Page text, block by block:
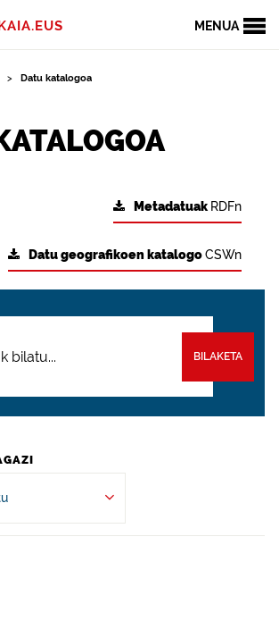
MENUA
Datu katalogoa
Metadatuak RDFn
Datu geografikoen katalogoCSWn
BILAKETA